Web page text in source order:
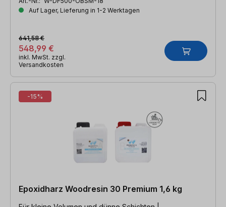
Auf Lager, Lieferung in 1-2 Werktagen
548,99 €
641,58 €
inkl. MwSt. zzgl.
Versandkosten
-15%
Epoxidharz Woodresin 30 Premium 1,6 kg